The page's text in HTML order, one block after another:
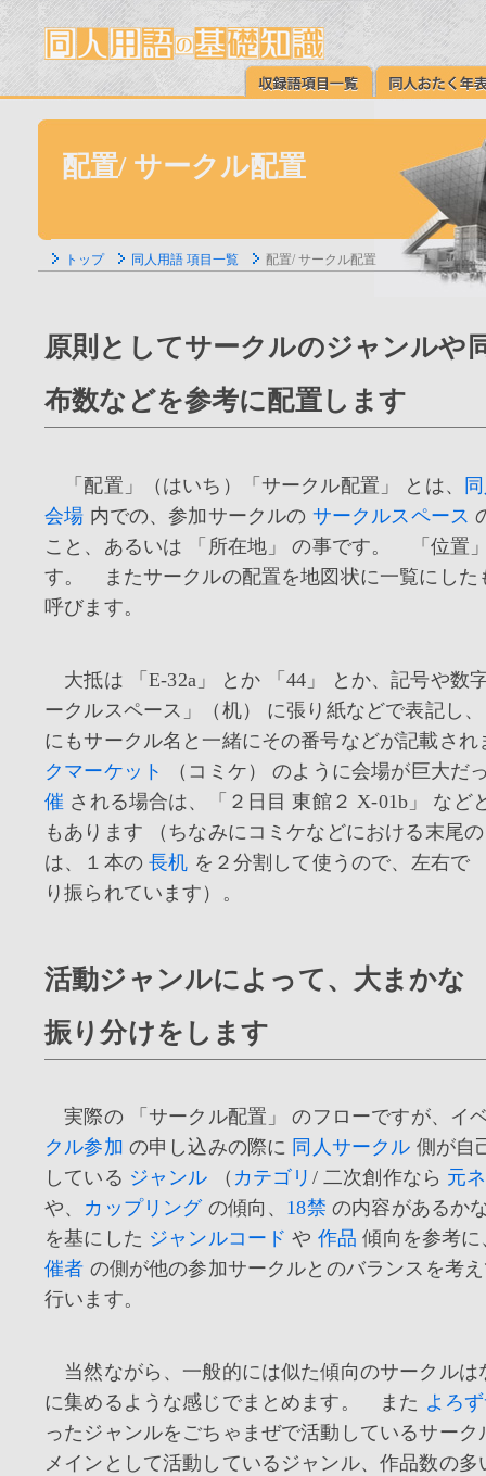
配置/ サークル配置
トップ 同人用語 項目一覧 配置/ サークル配置
原則としてサークルのジャンルや
布数などを参考に配置します
「配置」（はいち）「サークル配置」 とは、
会場 内での、参加サークルの サークルスペース
こと、あるいは 「所在地」 の事です。 「位置
す。 またサークルの配置を地図状に一覧にし
呼びます。
大抵は 「E-32a」 とか 「44」 とか、記号や数
ークルスペース」（机） に張り紙などで表記し
にもサークル名と一緒にその番号などが記載さ
クマーケット
（コミケ） のように会場が巨大だ
催 される場合は、「２日目 東館２ X-01b」 など
もあります （ちなみにコミケなどにおける末尾
は、１本の長机 を２分割して使うので、左右で
り振られています）。
活動ジャンルによって、大まかな
振り分けをします
実際の 「サークル配置」 のフローですが、イ
クル参加 の申し込みの際に 同人サークル 側が自
している ジャンル （ カテゴリ / 二次創作なら 元
や、 カップリングの傾向、 18禁 の内容があるか
を基にした ジャンルコード や 作品 傾向を参考
催者 の側が他の参加サークルとのバランスを考
行います。
当然ながら、一般的には似た傾向のサークルは
に集めるような感じでまとめます。 また よろ
ったジャンルをごちゃまぜで活動しているサーク
メインとして活動しているジャンル、作品数の多